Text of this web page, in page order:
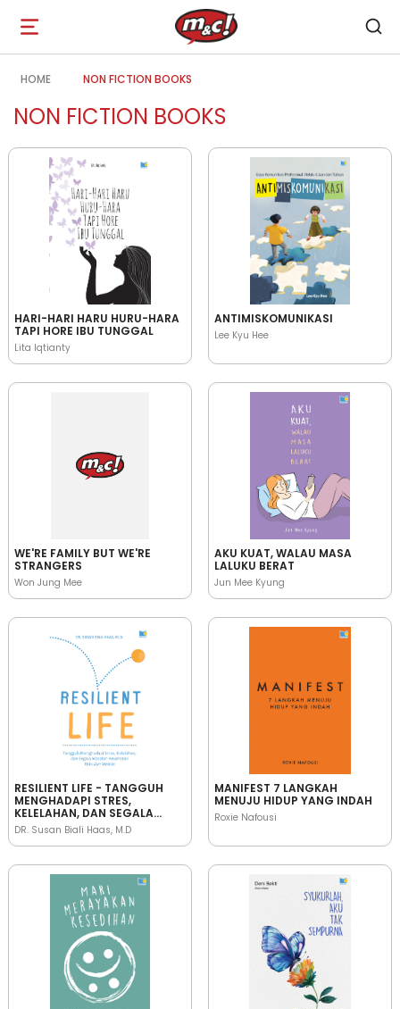
Open
navigation
HOME NON FICTION BOOKS
NON FICTION BOOKS
HARI-HARI HARU HURU-HARA
TAPI HORE IBU TUNGGAL
Lita Iqtianty
ANTIMISKOMUNIKASI
Lee Kyu Hee
WE'RE FAMILY BUT WE'RE
STRANGERS
Won Jung Mee
AKU KUAT, WALAU MASA
LALUKU BERAT
Jun Mee Kyung
RESILIENT LIFE - TANGGUH
MENGHADAPI STRES,
KELELAHAN, DAN SEGALA
MASALAH KESEHATAN FISIK
DAN MENTAL
DR. Susan Biali Haas, M.D
MANIFEST 7 LANGKAH
MENUJU HIDUP YANG INDAH
Roxie Nafousi